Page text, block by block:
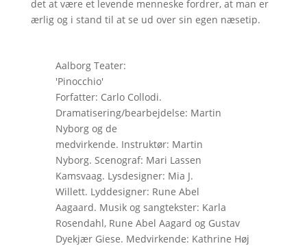
det at være et levende menneske fordrer, at man er
ærlig og i stand til at se ud over sin egen næsetip.
Aalborg Teater:
'Pinocchio'
Forfatter: Carlo Collodi.
Dramatisering/bearbejdelse: Martin
Nyborg og de
medvirkende. Instruktør: Martin
Nyborg. Scenograf: Mari Lassen
Kamsvaag. Lysdesigner: Mia J.
Willett. Lyddesigner: Rune Abel
Aagaard. Musik og sangtekster: Karla
Rosendahl, Rune Abel Aagard og Gustav
Dyekjær Giese. Medvirkende: Kathrine Høj